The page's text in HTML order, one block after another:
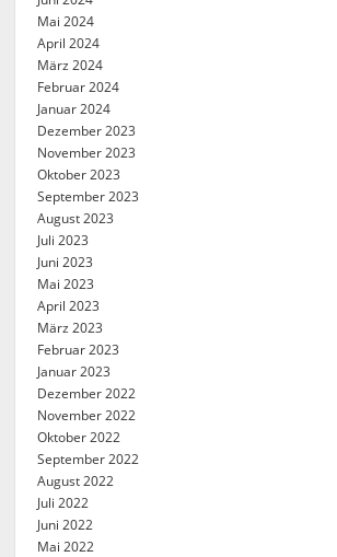
Mai 2024
April 2024
März 2024
Februar 2024
Januar 2024
Dezember 2023
November 2023
Oktober 2023
September 2023
August 2023
Juli 2023
Juni 2023
Mai 2023
April 2023
März 2023
Februar 2023
Januar 2023
Dezember 2022
November 2022
Oktober 2022
September 2022
August 2022
Juli 2022
Juni 2022
Mai 2022